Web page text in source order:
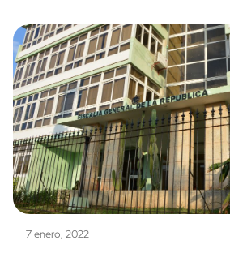
7 enero, 2022